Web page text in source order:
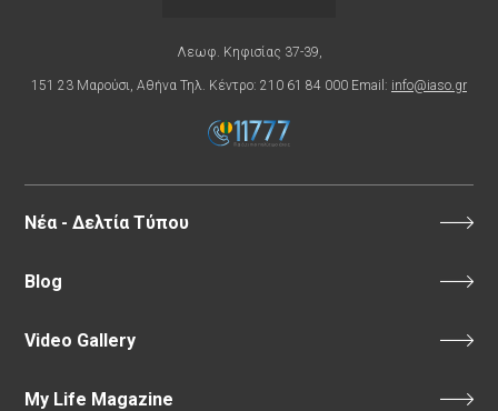
Λεωφ. Κηφισίας 37-39,
151 23 Μαρούσι, Αθήνα Τηλ. Κέντρο: 210 61 84 000 Email: info@iaso.gr
Νέα - Δελτία Τύπου
Blog
Video Gallery
My Life Magazine